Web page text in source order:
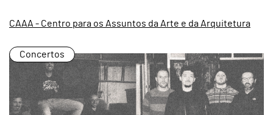
CAAA - Centro para os Assuntos da Arte e da Arquitetura
Concertos